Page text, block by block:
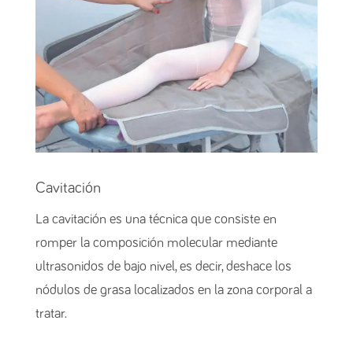
Cavitación
La cavitación es una técnica que consiste en
romper la composición molecular mediante
ultrasonidos de bajo nivel, es decir, deshace los
nódulos de grasa localizados en la zona corporal a
tratar.